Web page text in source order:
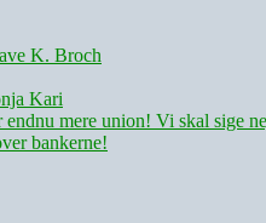
K. Broch
Kari
mere union! Vi skal sige
bankerne!